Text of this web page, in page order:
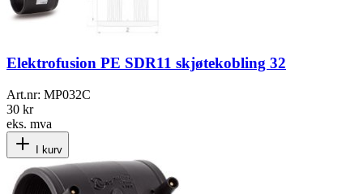
Elektrofusion PE SDR11 skjøtekobling 32
Art.nr: MP032C
30 kr
eks. mva
I kurv